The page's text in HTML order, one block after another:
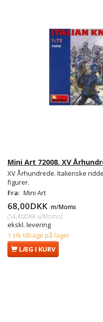
Mini Art 72008. XV
XV Århundrede. Italienske
figurer.
Fra: Mini Art
68,00DKK m/Moms
(54,40DKK u/Moms)
ekskl. levering
1 stk tilbage på lager
LÆG I KURV